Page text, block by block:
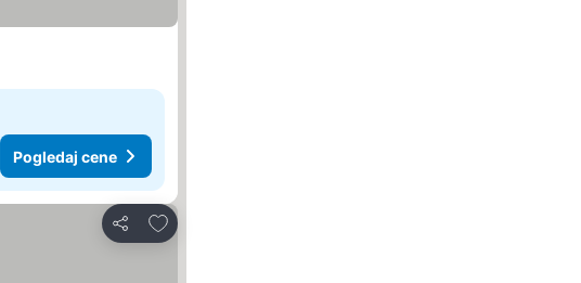
Pogledaj cene
Deli
Dodati u favorite